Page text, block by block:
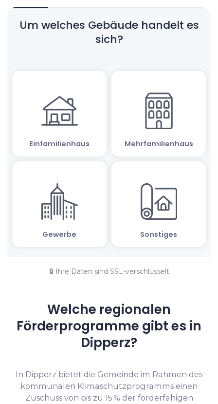
🔒 Ihre Daten sind SSL-verschlüsselt
Welche regionalen
Förderprogramme gibt es in
Dipperz?
In Dipperz bietet die Gemeinde im Rahmen des
kommunalen Klimaschutzprogramms einen
Zuschuss von bis zu 15 % der förderfähigen